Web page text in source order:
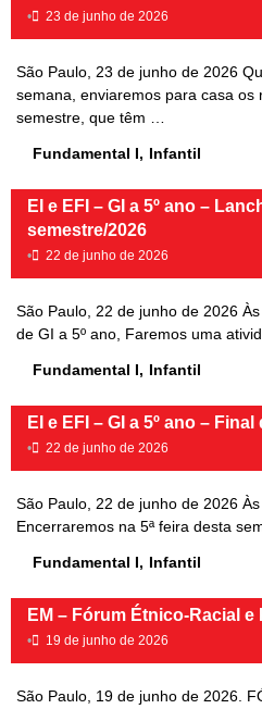
• 23 de junho de 2026
São Paulo, 23 de junho de 2026
semana, enviaremos para casa os
semestre, que têm …
Fundamental I, Infantil
EI e EFI – GI a 5º ano –
semestre/2026
• 22 de junho de 2026
São Paulo, 22 de junho de 2026
de GI a 5º ano, Faremos uma
Fundamental I, Infantil
EI e EFI – GI a 5º ano –
• 22 de junho de 2026
São Paulo, 22 de junho de 2026
Encerraremos na 5ª feira desta
Fundamental I, Infantil
EM – Fórum Étnico-Racial
• 19 de junho de 2026
São Paulo, 19 de junho de 2026.